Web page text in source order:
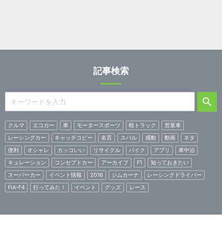
記事検索
クルマ エコカー 車 モータースポーツ 軽トラック
営業車
レーシングカー
キャッチコピー 名言 スバル 感動 動画
ネタ
便利
オシャレ カッコいい リサイクル バイク アプリ
車中泊
キュレーション
コンセプトカー アーカイブ F1
知っておきたい
スーパーカー
イベント情報 2016 ジムカーナ
レーシングドライバー
FIA-F4
行ってみた！ イベント グッズ レース